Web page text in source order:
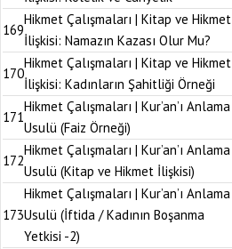
169
Hikmet Çalışmaları | Kitap ve Hikmet
İlişkisi: Namazın Kazası Olur Mu?
170
Hikmet Çalışmaları | Kitap ve Hikmet
İlişkisi: Kadınların Şahitliği Örneği
171
Hikmet Çalışmaları | Kur’an’ı Anlama
Usulü (Faiz Örneği)
172
Hikmet Çalışmaları | Kur’an’ı Anlama
Usulü (Kitap ve Hikmet İlişkisi)
173
Hikmet Çalışmaları | Kur’an’ı Anlama
Usulü (İftida / Kadının Boşanma
Yetkisi -2)